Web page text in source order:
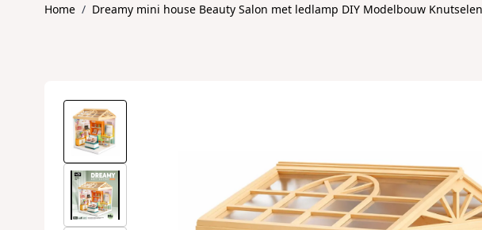
Home / Dreamy mini house Beauty Salon met ledlamp DIY Modelbouw Knutselen